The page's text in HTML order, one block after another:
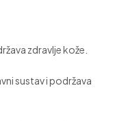
zdravlje kože.
sustav i podržava